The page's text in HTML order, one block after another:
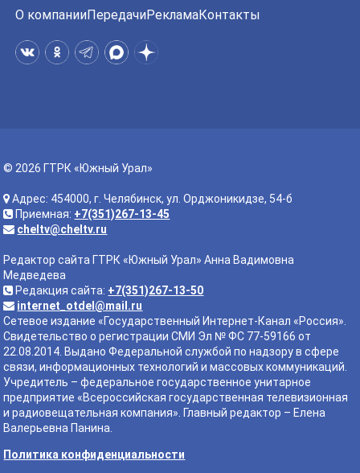
О компанииПередачиРекламаКонтакты
© 2026 ГТРК «Южный Урал»
Адрес: 454000, г. Челябинск, ул. Орджоникидзе, 54-б
Приемная: +7(351)267-13-45
cheltv@cheltv.ru
Редактор сайта ГТРК «Южный Урал» Анна Вадимовна
Медведева
Редакция сайта: +7(351)267-13-50
internet_otdel@mail.ru
Сетевое издание «Государственный Интернет-Канал «Россия».
Свидетельство о регистрации СМИ Эл № ФС 77-59166 от
22.08.2014. Выдано Федеральной службой по надзору в сфере
связи, информационных технологий и массовых коммуникаций.
Учредитель – федеральное государственное унитарное
предприятие «Всероссийская государственная телевизионная
и радиовещательная компания». Главный редактор – Елена
Валерьевна Панина.
Политика конфиденциальности